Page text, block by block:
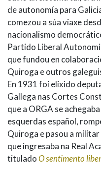
de autonomía para
comezou a súa viaxe
nacionalismo
Partido Liberal
que fundou en
Quiroga e outros
En 1931 foi elixido
Gallega nas Cortes
que a ORGA se
esquerdas español,
Quiroga e pasou a
que ingresaba na Real
tituladoO sentimento